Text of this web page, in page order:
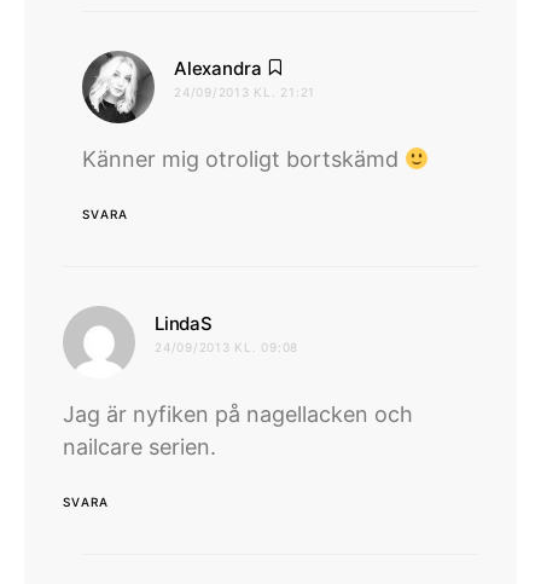
Alexandra
24/09/2013 KL. 21:21
Känner mig otroligt bortskämd
SVARA
LindaS
24/09/2013 KL. 09:08
Jag är nyfiken på nagellacken och
nailcare serien.
SVARA